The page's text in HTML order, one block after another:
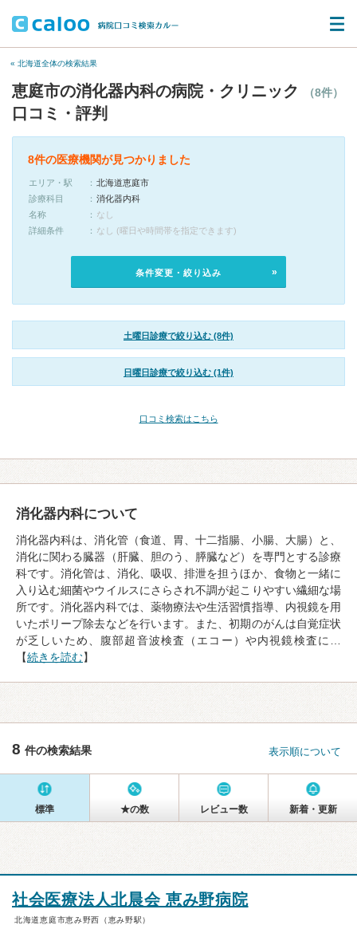
« 北海道全体の検索結果
恵庭市の消化器内科の病院・クリニック （8件）
口コミ・評判
8件の医療機関が見つかりました
エリア・駅
北海道恵庭市
診療科目
消化器内科
名称
なし
詳細条件
なし (曜日や時間帯を指定できます)
条件変更・絞り込み
土曜日診療で絞り込む (8件)
日曜日診療で絞り込む (1件)
口コミ検索はこちら
消化器内科について
消化器内科は、消化管（食道、胃、十二指腸、小腸、大腸）と、
消化に関わる臓器（肝臓、胆のう、膵臓など）を専門とする診療
科です。消化管は、消化、吸収、排泄を担うほか、食物と一緒に
入り込む細菌やウイルスにさらされ不調が起こりやすい繊細な場
所です。消化器内科では、薬物療法や生活習慣指導、内視鏡を用
いたポリープ除去などを行います。また、初期のがんは自覚症状
が乏しいため、腹部超音波検査（エコー）や内視鏡検査に…
【続きを読む】
8 件の検索結果 表示順について
標準 ★の数 レビュー数 新着・更新
社会医療法人北晨会 恵み野病院
北海道恵庭市恵み野西（恵み野駅）